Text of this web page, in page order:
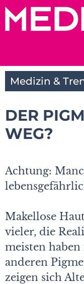
Zum
Inhalt
Medizin &
DER
WEG?
Achtung:
Makellose
vieler, die
meisten
anderen
zeigen sich